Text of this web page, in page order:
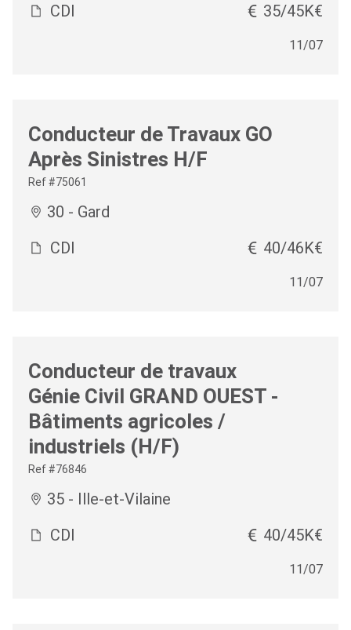
CDI
35/45K€
11/07
Conducteur de Travaux GO
Après Sinistres H/F
Ref #75061
30 - Gard
CDI
40/46K€
11/07
Conducteur de travaux
Génie Civil GRAND OUEST -
Bâtiments agricoles /
industriels (H/F)
Ref #76846
35 - Ille-et-Vilaine
CDI
40/45K€
11/07